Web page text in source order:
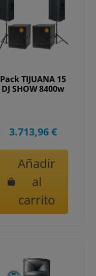
Pack TIJUANA 15
DJ SHOW 8400w
3.713,96 €
Añadir
al
carrito